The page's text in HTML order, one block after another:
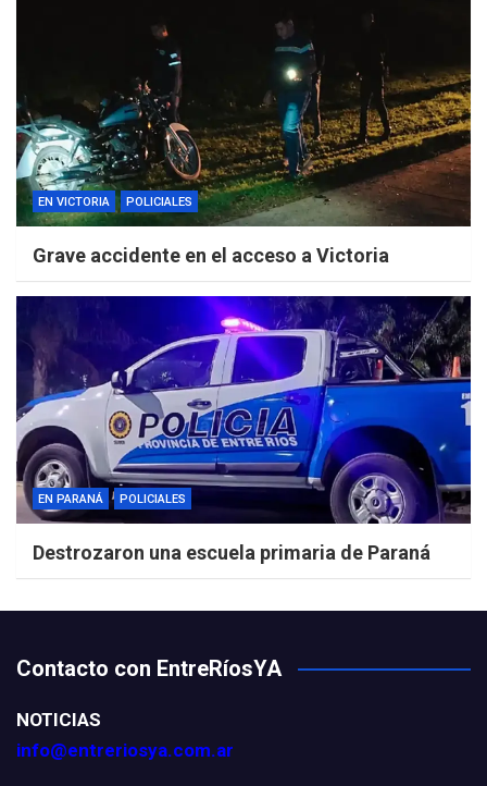
EN VICTORIA POLICIALES
Grave accidente en el acceso a Victoria
EN PARANÁ POLICIALES
Destrozaron una escuela primaria de Paraná
Contacto con EntreRíosYA
NOTICIAS
info@entreriosya.com.ar